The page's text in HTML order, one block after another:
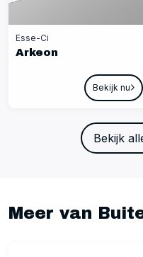
Esse-Ci
Arkeon
Bekijk nu
Bekijk
Meer van